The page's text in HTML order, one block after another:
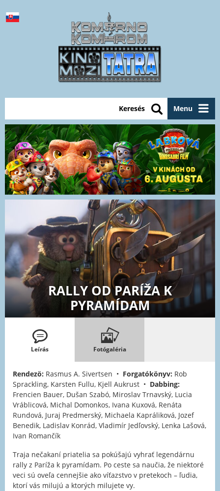
Menu
Keresés
RALLY OD PARÍŽA K
PYRAMÍDAM
Leírás Fotógaléria
Rendezö: Rasmus A. Sivertsen • Forgatókönyv: Rob
Sprackling, Karsten Fullu, Kjell Aukrust • Dabbing:
Frencien Bauer, Dušan Szabó, Miroslav Trnavský, Lucia
Vráblicová, Michal Domonkos, Ivana Kuxová, Renáta
Rundová, Juraj Predmerský, Michaela Kapráliková, Jozef
Benedik, Ladislav Konrád, Vladimír Jedľovský, Lenka Lašová,
Ivan Romančík
Traja nečakaní priatelia sa pokúšajú vyhrať legendárnu
rally z Paríža k pyramídam. Po ceste sa naučia, že niektoré
veci sú oveľa cennejšie ako víťazstvo v pretekoch – ľudia,
ktorí vás milujú a ktorých milujete vy.